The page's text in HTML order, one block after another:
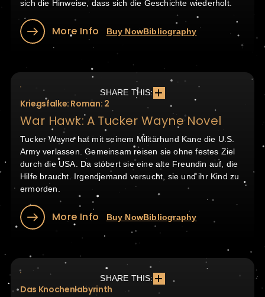
sich die Hinweise, dass sich die Geschichte wiederholt.
More Info Buy NowBibliography
SHARE THIS:
Kriegsfalke: Roman: 2
War Hawk: A Tucker Wayne Novel
Tucker Wayne hat mit seinem Militärhund Kane die U.S.
Army verlassen. Gemeinsam reisen sie ohne festes Ziel
durch die USA. Da stöbert sie eine alte Freundin auf, die
Hilfe braucht. Irgendjemand versucht, sie und ihr Kind zu
ermorden.
More Info Buy NowBibliography
SHARE THIS:
Das Knochenlabyrinth